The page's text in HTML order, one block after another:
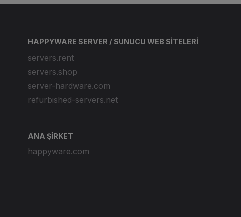
HAPPYWARE SERVER / SUNUCU WEB SİTELERİ
servers.rent
servers.shop
server-hardware.com
refurbished-servers.net
ANA ŞİRKET
happyware.com